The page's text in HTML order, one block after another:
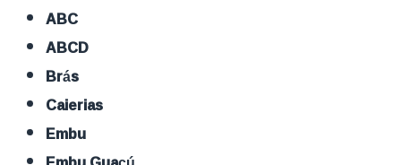
ABC
ABCD
Brás
Caierias
Embu